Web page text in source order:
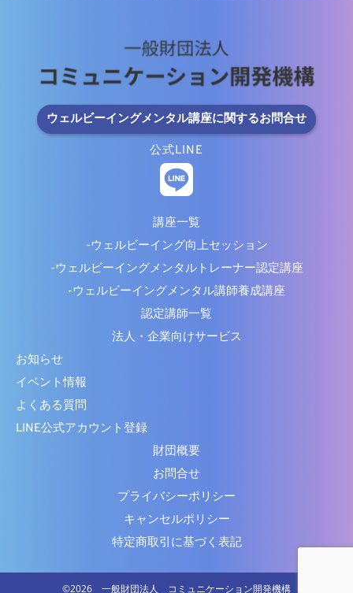
ウェルビーイングメンタル講座に関するお問合せ
公式LINE
講座一覧
-ウェルビーイング向上セッション
-ウェルビーイングメンタルトレーナー認定講座
-ウェルビーイングメンタル講師養成講座
認定講師一覧
法人・企業向けサービス
お知らせ
イベント情報
よくある質問
LINE公式アカウント登録
財団概要
お問合せ
プライバシーポリシー
キャンセルポリシー
特定商取引に基づく表記
©︎2026 一般財団法人 コミュニケーション開発機構